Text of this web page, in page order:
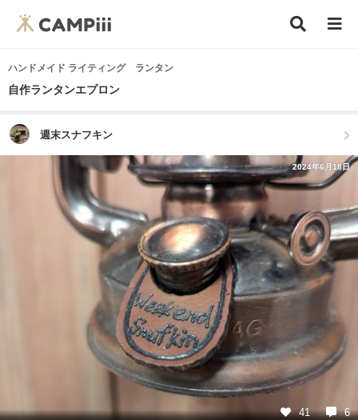
ハンドメイド ライティング ランタン
自作ランタンエプロン
週末スナフキン
2024年6月18日
41 6